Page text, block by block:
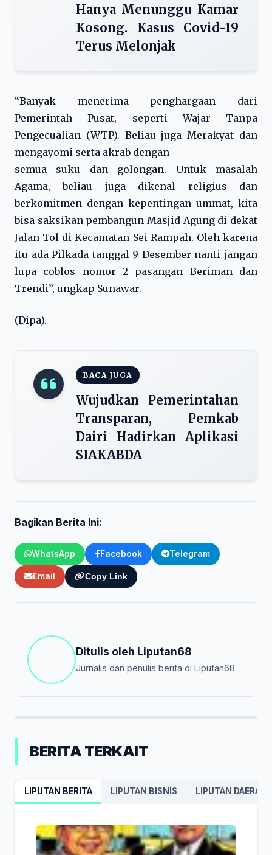
Hanya Menunggu Kamar
Kosong. Kasus Covid-19
Terus Melonjak
“Banyak menerima penghargaan dari
Pemerintah Pusat, seperti Wajar Tanpa
Pengecualian (WTP). Beliau juga Merakyat dan
mengayomi serta akrab dengan
semua suku dan golongan. Untuk masalah
Agama, beliau juga dikenal religius dan
berkomitmen dengan kepentingan ummat, kita
bisa saksikan pembangun Masjid Agung di dekat
Jalan Tol di Kecamatan Sei Rampah. Oleh karena
itu ada Pilkada tanggal 9 Desember nanti jangan
lupa coblos nomor 2 pasangan Beriman dan
Trendi”, ungkap Sunawar.
(Dipa).
BACA JUGA
Wujudkan Pemerintahan
Transparan, Pemkab
Dairi Hadirkan Aplikasi
SIAKABDA
Bagikan Berita Ini:
WhatsApp Facebook Telegram
Email Copy Link
Ditulis oleh Liputan68
Jurnalis dan penulis berita di Liputan68.
BERITA TERKAIT
LIPUTAN BERITA LIPUTAN BISNIS LIPUTAN DAERAH